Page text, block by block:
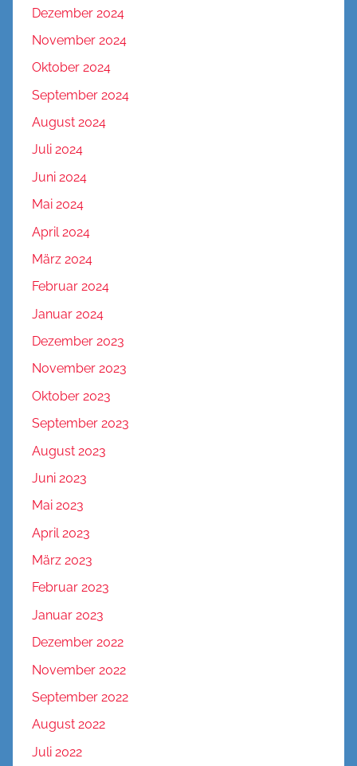
Dezember 2024
November 2024
Oktober 2024
September 2024
August 2024
Juli 2024
Juni 2024
Mai 2024
April 2024
März 2024
Februar 2024
Januar 2024
Dezember 2023
November 2023
Oktober 2023
September 2023
August 2023
Juni 2023
Mai 2023
April 2023
März 2023
Februar 2023
Januar 2023
Dezember 2022
November 2022
September 2022
August 2022
Juli 2022